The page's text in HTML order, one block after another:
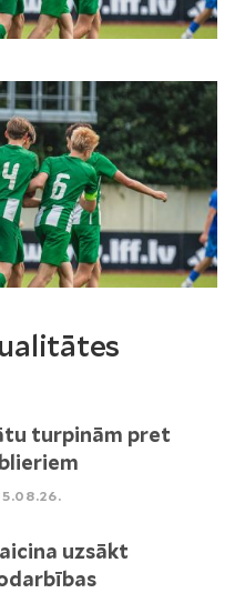
turpinām pret
uzsākt